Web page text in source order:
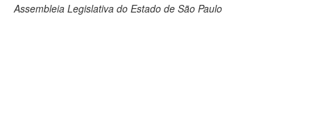
Assembleia Legislativa do Estado de São Paulo